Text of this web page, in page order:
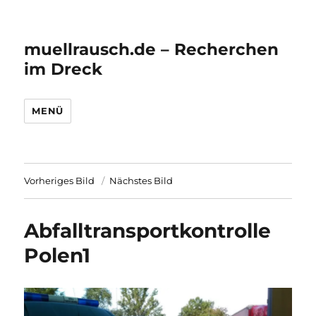
muellrausch.de – Recherchen
im Dreck
MENÜ
Vorheriges Bild Nächstes Bild
Abfalltransportkontrolle
Polen1